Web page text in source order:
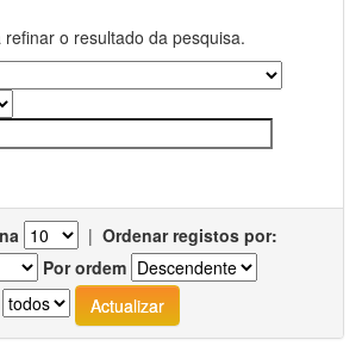
o resultado da pesquisa.
| Ordenar registos por:
Por ordem